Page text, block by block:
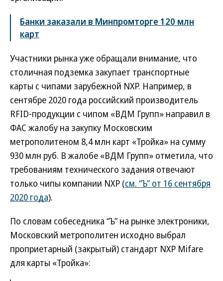
Банки заказали в Минпромторге 120 млн
карт
Участники рынка уже обращали внимание, что
столичная подземка закупает транспортные
карты с чипами зарубежной NXP. Например, в
сентябре 2020 года российский производитель
RFID-продукции с чипом «ВДМ Групп» направил в
ФАС жалобу на закупку Московским
метрополитеном 8,4 млн карт «Тройка» на сумму
930 млн руб. В жалобе «ВДМ Групп» отметила, что
требованиям технического задания отвечают
только чипы компании NXP (см. “Ъ” от 16 сентября
2020 года).
По словам собеседника “Ъ” на рынке электроники,
Московский метрополитен исходно выбрал
проприетарный (закрытый) стандарт NXP Mifare
для карты «Тройка»: